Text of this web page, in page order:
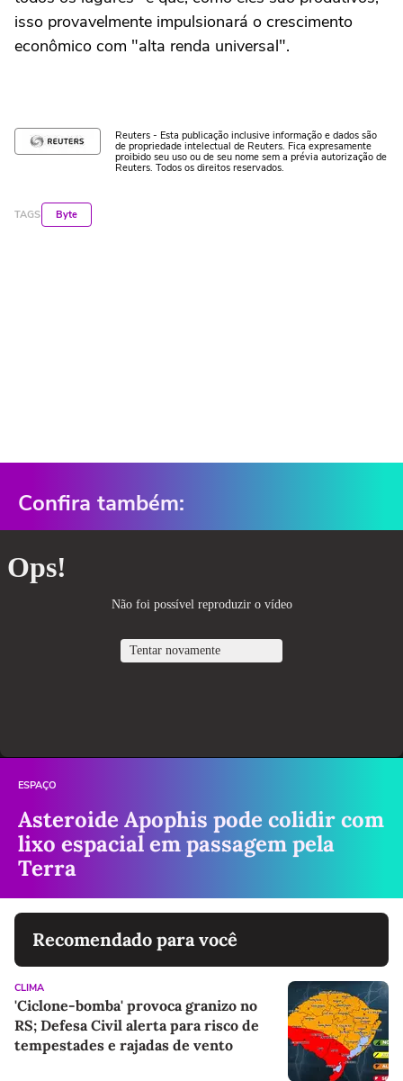
isso provavelmente impulsionará o crescimento
econômico com "alta renda universal".
Reuters - Esta publicação inclusive informação e dados são
de propriedade intelectual de Reuters. Fica expresamente
proibido seu uso ou de seu nome sem a prévia autorização de
Reuters. Todos os direitos reservados.
TAGS Byte
Confira também:
ESPAÇO
Asteroide Apophis pode colidir com
lixo espacial em passagem pela
Terra
Recomendado para você
CLIMA
'Ciclone-bomba' provoca granizo no
RS; Defesa Civil alerta para risco de
tempestades e rajadas de vento